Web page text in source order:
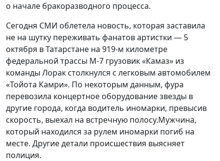
о начале бракоразводного процесса.
Сегодня СМИ облетела новость, которая заставила
не на шутку переживать фанатов артистки — 5
октября в Татарстане на 919-м километре
федеральной трассы М-7 грузовик «Камаз» из
команды Лорак столкнулся с легковым автомобилем
«Тойота Камри». По некоторым данным, фура
перевозила концертное оборудование звезды в
другие города, когда водитель иномарки, превысив
скорость, выехал на встречную полосу.Мужчина,
который находился за рулем иномарки погиб на
месте. Другие детали происшествия выясняет
полиция.